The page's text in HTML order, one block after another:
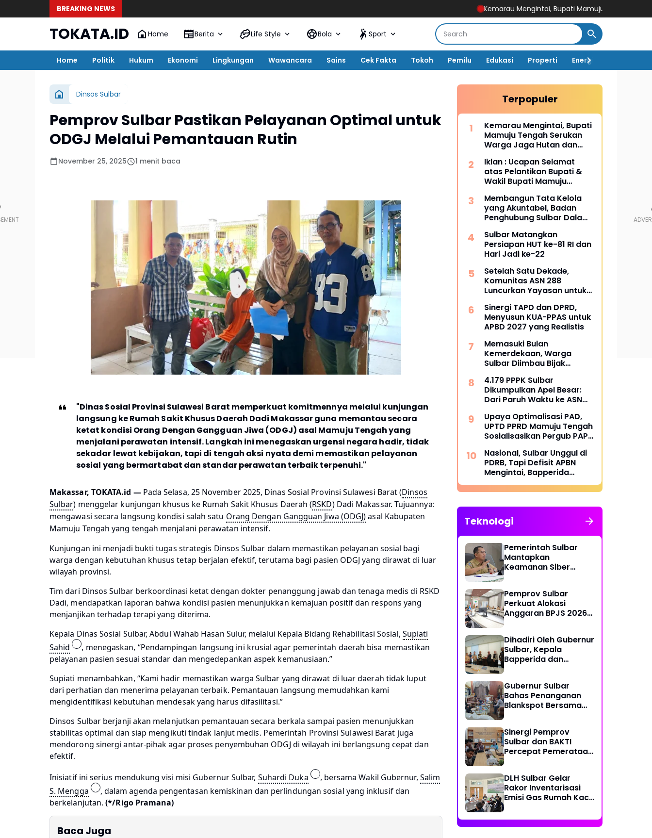
BREAKING NEWS Kemarau Mengintai, Bupati Mamuju Tengah Serukan Warga
TOKATA.ID Home Berita Life Style Bola Sport
Home Politik Hukum Ekonomi Lingkungan Wawancara Sains Cek Fakta Tokoh Pemilu Edukasi Properti Energi
Dinsos Sulbar
Pemprov Sulbar Pastikan Pelayanan Optimal untuk
ODGJ Melalui Pemantauan Rutin
November 25, 2025 1 menit baca
"Dinas Sosial Provinsi Sulawesi Barat memperkuat komitmennya melalui kunjungan
langsung ke Rumah Sakit Khusus Daerah Dadi Makassar guna memantau secara
ketat kondisi Orang Dengan Gangguan Jiwa (ODGJ) asal Mamuju Tengah yang
menjalani perawatan intensif. Langkah ini menegaskan urgensi negara hadir, tidak
sekadar lewat kebijakan, tapi di tengah aksi nyata demi memastikan pelayanan
sosial yang bermartabat dan standar perawatan terbaik terpenuhi."
Makassar, TOKATA.id —Pada Selasa, 25 November 2025, Dinas Sosial Provinsi Sulawesi Barat (Dinsos
Sulbar) menggelar kunjungan khusus ke Rumah Sakit Khusus Daerah (RSKD) Dadi Makassar. Tujuannya:
mengawasi secara langsung kondisi salah satu Orang Dengan Gangguan Jiwa (ODGJ)asal Kabupaten
Mamuju Tengah yang tengah menjalani perawatan intensif.
Kunjungan ini menjadi bukti tugas strategis Dinsos Sulbar dalam memastikan pelayanan sosial bagi
warga dengan kebutuhan khusus tetap berjalan efektif, terutama bagi pasien ODGJ yang dirawat di luar
wilayah provinsi.
Tim dari Dinsos Sulbar berkoordinasi ketat dengan dokter penanggung jawab dan tenaga medis di RSKD
Dadi, mendapatkan laporan bahwa kondisi pasien menunjukkan kemajuan positif dan respons yang
menjanjikan terhadap terapi yang diterima.
Kepala Dinas Sosial Sulbar, Abdul Wahab Hasan Sulur, melalui Kepala Bidang Rehabilitasi Sosial, Supiati
Sahid
, menegaskan, “Pendampingan langsung ini krusial agar pemerintah daerah bisa memastikan
pelayanan pasien sesuai standar dan mengedepankan aspek kemanusiaan.”
Supiati menambahkan, “Kami hadir memastikan warga Sulbar yang dirawat di luar daerah tidak luput
dari perhatian dan menerima pelayanan terbaik. Pemantauan langsung memudahkan kami
mengidentifikasi kebutuhan mendesak yang harus difasilitasi.”
Dinsos Sulbar berjanji akan melanjutkan pemantauan secara berkala sampai pasien menunjukkan
stabilitas optimal dan siap mengikuti tindak lanjut medis. Pemerintah Provinsi Sulawesi Barat juga
mendorong sinergi antar-pihak agar proses penyembuhan ODGJ di wilayah ini berlangsung cepat dan
efektif.
Inisiatif ini serius mendukung visi misi Gubernur Sulbar, Suhardi Duka , bersama Wakil Gubernur, Salim
S. Mengga
, dalam agenda pengentasan kemiskinan dan perlindungan sosial yang inklusif dan
berkelanjutan.(*/Rigo Pramana)
Baca Juga
Terpopuler
Kemarau Mengintai, Bupati
Mamuju Tengah Serukan
Warga Jaga Hutan dan
Iklan : Ucapan Selamat
atas Pelantikan Bupati &
Wakil Bupati Mamuju
Membangun Tata Kelola
yang Akuntabel, Badan
Penghubung Sulbar Dalami
Jasa
Sulbar Matangkan
Persiapan HUT ke-81 RI dan
Hari Jadi ke-22
Setelah Satu Dekade,
Komunitas ASN 288
Luncurkan Yayasan untuk
Kesehatan
Sinergi TAPD dan DPRD,
Menyusun KUA-PPAS untuk
APBD 2027 yang Realistis
Memasuki Bulan
Kemerdekaan, Warga
Sulbar Diimbau Bijak
4.179 PPPK Sulbar
Dikumpulkan Apel Besar:
Dari Paruh Waktu ke ASN
Upaya Optimalisasi PAD,
UPTD PPRD Mamuju Tengah
Sosialisasikan Pergub PAP
Tassisara
Nasional, Sulbar Unggul di
PDRB, Tapi Defisit APBN
Mengintai, Bapperida
Siapkan Respons
Teknologi
Pemerintah Sulbar
Mantapkan
Keamanan Siber
Enam Kabupaten
Pemprov Sulbar
Perkuat Alokasi
Anggaran BPJS 2026
Dihadiri Oleh Gubernur
Sulbar, Kepala
Bapperida dan
Titik Akses Internet
Gubernur Sulbar
Bahas Penanganan
Blankspot Bersama
Sinergi Pemprov
Sulbar dan BAKTI
Percepat Pemerataan
DLH Sulbar Gelar
Rakor Inventarisasi
Emisi Gas Rumah Kaca